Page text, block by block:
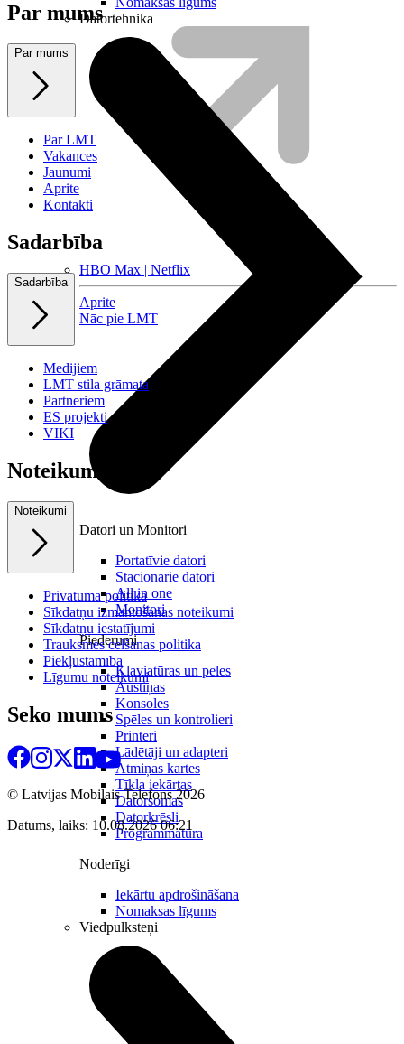
HBO Max | Netflix
Aprite
Nāc pie LMT
Datortehnika
Datori un Monitori
Portatīvie datori
Stacionārie datori
All in one
Monitori
Piederumi
Klaviatūras un peles
Austiņas
Konsoles
Spēles un kontrolieri
Printeri
Lādētāji un adapteri
Atmiņas kartes
Tīkla iekārtas
Datorsomas
Datorkrēsli
Programmatūra
Noderīgi
Iekārtu apdrošināšana
Nomaksas līgums
Viedpulksteņi
Par mums
Par mums
Par LMT
Vakances
Jaunumi
Aprite
Kontakti
Sadarbība
Sadarbība
Medijiem
LMT stila grāmata
Partneriem
ES projekti
VIKI
Noteikumi
Noteikumi
Privātuma politika
Sīkdatņu izmantošanas noteikumi
Sīkdatņu iestatījumi
Trauksmes celšanas politika
Piekļūstamība
Līgumu noteikumi
Seko mums
© Latvijas Mobilais Telefons2026
Datums, laiks: 10.08.2026 06:21